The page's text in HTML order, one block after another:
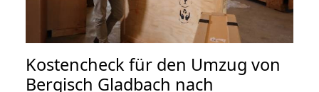
Kostencheck für den Umzug von
Bergisch Gladbach nach